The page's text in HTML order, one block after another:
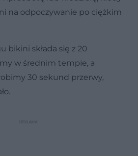
na odpoczywanie po ciężkim
bikini składa się z 20
w średnim tempie, a
30 sekund przerwy,